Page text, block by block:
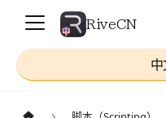
RiveCN